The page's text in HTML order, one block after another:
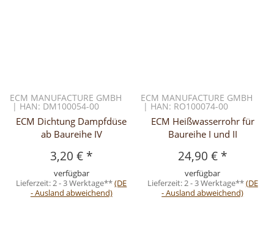
ECM MANUFACTURE GMBH
| HAN: DM100054-00
ECM Dichtung Dampfdüse
ab Baureihe IV
3,20 € *
verfügbar
Lieferzeit:2 - 3 Werktage**(DE
- Ausland abweichend)
ECM MANUFACTURE GMBH
| HAN: RO100074-00
ECM Heißwasserrohr für
Baureihe I und II
24,90 € *
verfügbar
Lieferzeit:2 - 3 Werktage**(DE
- Ausland abweichend)